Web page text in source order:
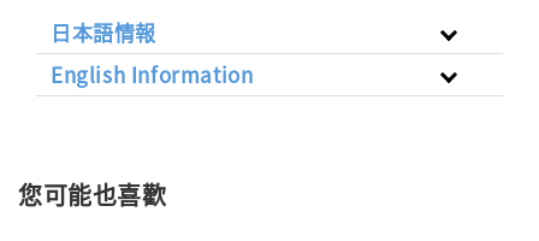
日本語情報
English Information
您可能也喜歡